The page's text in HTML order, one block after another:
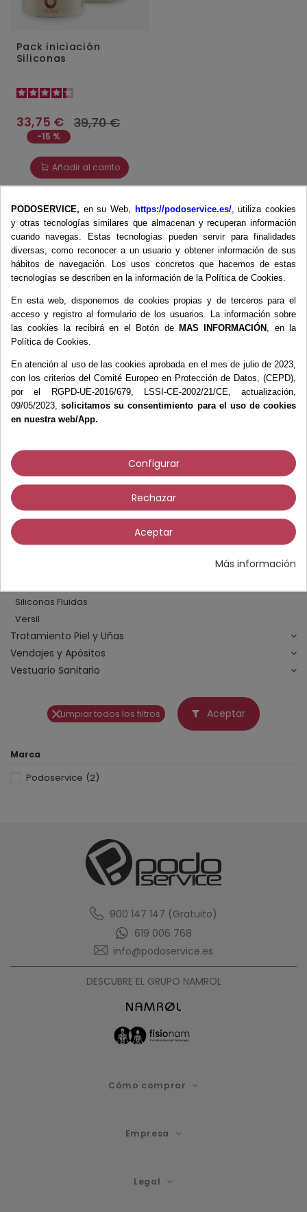
Pack iniciación
Siliconas
33,75 € 39,70 €
-15 %
Añadir al carrito
Productos
Cirugía
Cremas
Desechables
Esterilización
Exploración y Diagnóstico
Fieltros y Moleskines
Fisioterapia
Fresas
Higiene y Desinfección
Instrumental
Materiales Ortopodología
Micromotores
Plantillas
Productos de Gel
Siliconas
Siliconas Fluidas
Versil
Tratamiento Piel y Uñas
Vendajes y Apósitos
Vestuario Sanitario
Limpiar todos los filtros Aceptar
Marca
Podoservice (2)
900 147 147 (Gratuito)
619 006 768
info@podoservice.es
DESCUBRE EL GRUPO NAMROL
Cómo comprar
Empresa
Legal
PODOSERVICE, en su Web, https://podoservice.es/, utiliza cookies
y otras tecnologías similares que almacenan y recuperan información
cuando navegas. Estas tecnologías pueden servir para finalidades
diversas, como reconocer a un usuario y obtener información de sus
hábitos de navegación. Los usos concretos que hacemos de estas
tecnologías se describen en la información de la Política de Cookies.
En esta web, disponemos de cookies propias y de terceros para el
acceso y registro al formulario de los usuarios. La información sobre
las cookies la recibirá en el Botón de MAS INFORMACIÓN , en la
Política de Cookies.
En atención al uso de las cookies aprobada en el mes de julio de 2023,
con los criterios del Comité Europeo en Protección de Datos, (CEPD),
por el RGPD-UE-2016/679, LSSI-CE-2002/21/CE, actualización,
09/05/2023,solicitamos su consentimiento para el uso de cookies
en nuestra web/App.
Configurar
Rechazar
Aceptar
Más información